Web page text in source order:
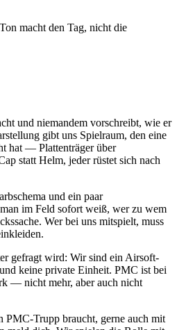
macht den Tag, nicht die
und niemandem vorschreibt, wie er
gibt uns Spielraum, den eine
hat — Plattenträger über
statt Helm, jeder rüstet sich nach
und ein paar
im Feld sofort weiß, wer zu wem
Wer bei uns mitspielt, muss
gefragt wird: Wir sind ein Airsoft-
keine private Einheit. PMC ist bei
— nicht mehr, aber auch nicht
PMC-Trupp braucht, gerne auch mit